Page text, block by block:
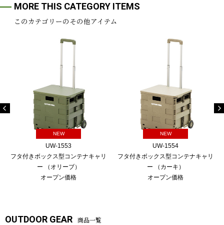
MORE THIS CATEGORY ITEMS
このカテゴリーのその他アイテム
NEW
UW-1553
フタ付きボックス型コンテナキャリ
ー （オリーブ）
オープン価格
NEW
UW-1554
フタ付きボックス型コンテナキャリ
ー （カーキ）
オープン価格
OUTDOOR GEAR 商品一覧